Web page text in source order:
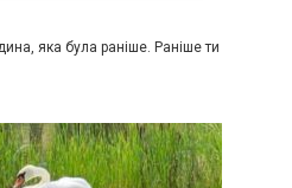
яка була раніше. Раніше ти